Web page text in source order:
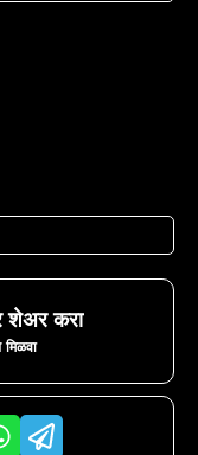
शेअर करा